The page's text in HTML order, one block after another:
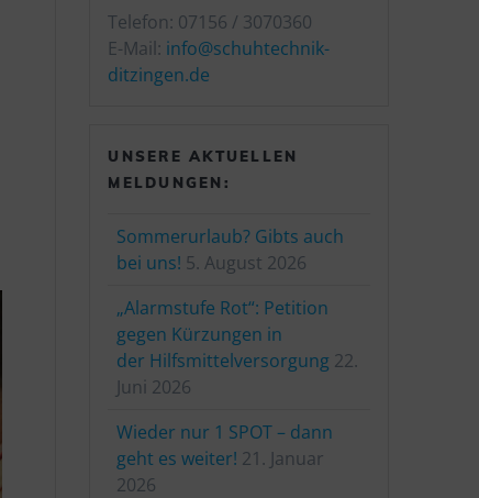
Telefon: 07156 / 3070360
E-Mail: info@schuhtechnik-
ditzingen.de
UNSERE AKTUELLEN
MELDUNGEN:
Sommerurlaub? Gibts auch
bei uns! 5. August 2026
„Alarmstufe Rot“: Petition
gegen Kürzungen in
der Hilfsmittelversorgung 22.
Juni 2026
Wieder nur 1 SPOT – dann
geht es weiter! 21. Januar
2026